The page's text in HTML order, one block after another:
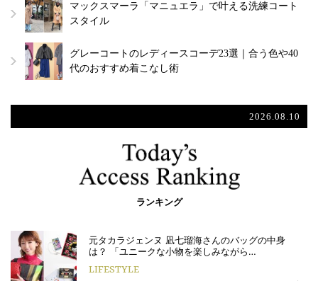
マックスマーラ「マニュエラ」で叶える洗練コート
スタイル
グレーコートのレディースコーデ23選｜合う色や40
代のおすすめ着こなし術
2026.08.10
ランキング
元タカラジェンヌ 凪七瑠海さんのバッグの中身
は？ 「ユニークな小物を楽しみながら…
LIFESTYLE